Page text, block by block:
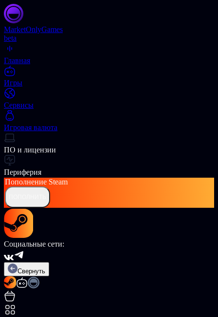
MarketOnlyGames
beta
Главная
Игры
Сервисы
Игровая валюта
ПО и лицензии
Периферия
Пополнение Steam
Социальные сети:
Свернуть